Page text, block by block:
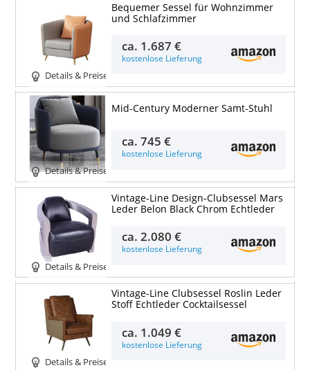
Details & Preise
Bequemer Sessel für Wohnzimmer
und Schlafzimmer
ca. 1.687 €
kostenlose Lieferung
Details & Preise
Mid-Century Moderner Samt-Stuhl
ca.745 €
kostenlose Lieferung
Details & Preise
Vintage-Line Design-Clubsessel Mars
Leder Belon Black Chrom Echtleder
ca.2.080 €
kostenlose Lieferung
Details & Preise
Vintage-Line Clubsessel Roslin Leder
Stoff Echtleder Cocktailsessel
ca. 1.049 €
kostenlose Lieferung